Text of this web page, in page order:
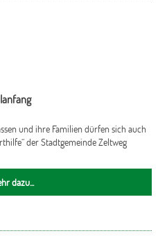
und ihre Familien dürfen sich auch
der Stadtgemeinde Zeltweg
dazu...